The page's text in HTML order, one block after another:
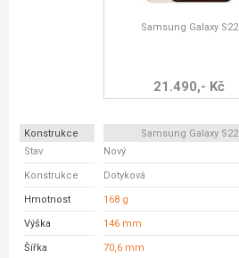
Samsung Galaxy S22
21.490,- Kč
Konstrukce Samsung Galaxy S22
Stav
Nový
Konstrukce Dotyková
Hmotnost 168 g
Výška 146 mm
Šířka 70,6 mm